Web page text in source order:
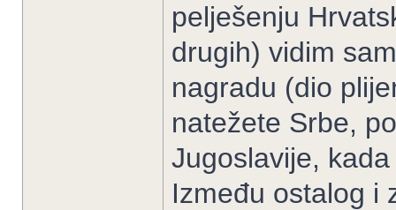
pelješenju
drugih) vidim
nagradu (dio
natežete Srbe,
Jugoslavije,
Između ostalog i